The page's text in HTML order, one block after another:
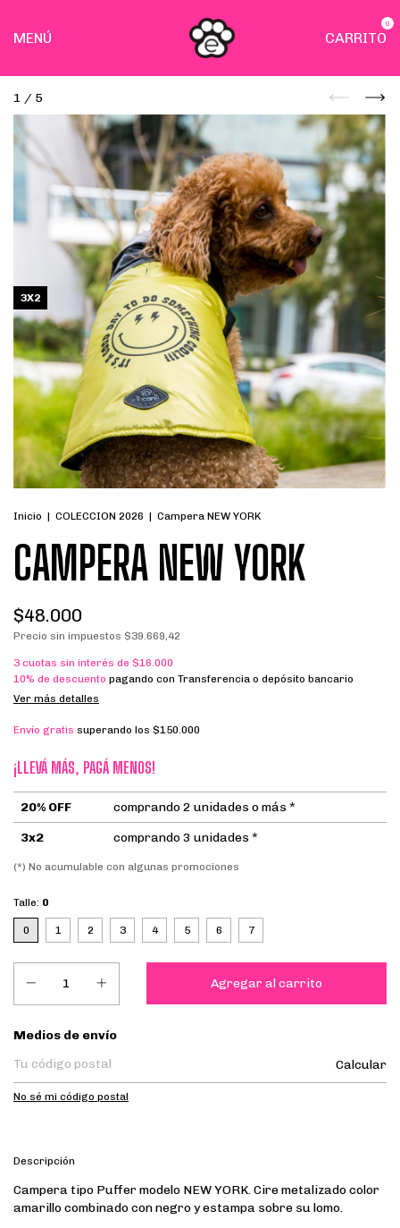
MENÚ CARRITO
0
1 / 5
3X2
Inicio | COLECCION 2026 | Campera NEW YORK
CAMPERA NEW YORK
$48.000
Precio sin impuestos $39.669,42
3 cuotas sin interés de $16.000
10% de descuento pagando con Transferencia o depósito bancario
Ver más detalles
Envío gratis superando los $150.000
¡LLEVÁ MÁS, PAGÁ MENOS!
20% OFF
comprando 2 unidades o más *
3x2
comprando 3 unidades *
(*) No acumulable con algunas promociones
Talle: 0
0 1 2 3 4 5 6 7
Entregas para el CP:
Medios de envío
Calcular
No sé mi código postal
Descripción
Campera tipo Puffer modelo NEW YORK. Cire metalizado color
amarillo combinado con negro y estampa sobre su lomo.